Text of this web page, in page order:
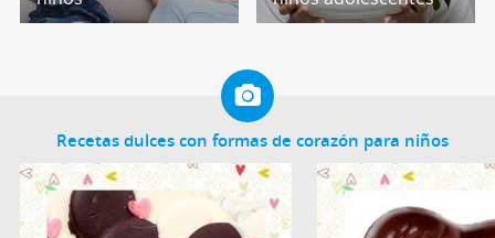
Recetas dulces con formas de corazón para niños